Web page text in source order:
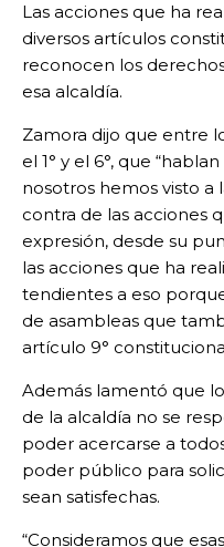
Las acciones que ha
diversos artículos
reconocen los
esa alcaldía.
Zamora dijo que entre
el 1° y el 6°, que
nosotros hemos visto a
contra de las acciones
expresión, desde su
las acciones que ha
tendientes a eso
de asambleas que
artículo 9°
Además lamentó que
de la alcaldía no se
poder acercarse a
poder público para
sean satisfechas.
“Consideramos que